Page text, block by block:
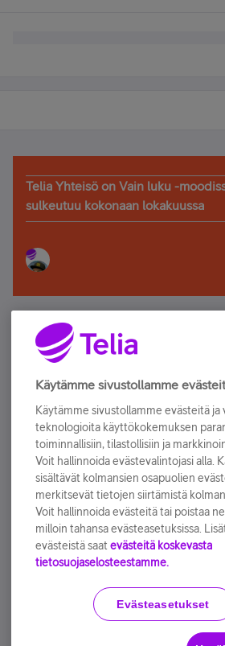
Telia Yhteisö on Vain luku -
sulkeutuu kokonaan lokakuussa
Älä jää paitsi – osallistu ja
Tilaa Telian uutiskirje ja olet
sähköpostiisi.
Tilaa nyt
Käyttöehdot Accessibility
Käytämme sivustollamme
Käytämme sivustollamme evästeitä ja
teknologioita käyttökokemuksen
toiminnallisiin, tilastollisiin ja
Voit hallinnoida evästevalintojasi alla.
sisältävät kolmansien osapuolien
merkitsevät tietojen siirtämistä
Voit hallinnoida evästeitä tai poistaa
milloin tahansa evästeasetuksissa.
evästeistä saat evästeitä koskevasta
tietosuojaselosteestamme.
Evästeasetukset